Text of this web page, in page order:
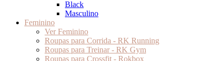
Black
Masculino
Feminino
Ver Feminino
Roupas para Corrida - RK Running
Roupas para Treinar - RK Gym
Roupas para Crossfit - Rokbox